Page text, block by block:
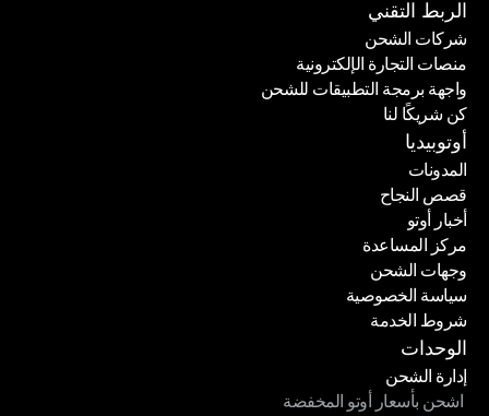
اتصل بنا
الربط التقني
شركات الشحن
شركات الشحن
منصات التجارة الإلكترونية
منصات التجارة الإلكترونية
واجهة برمجة التطبيقات للشحن
واجهة برمجة التطبيقات للشحن
كن شريكًا لنا
كن شريكًا لنا
أوتوبيديا
المدونات
المدونات
قصص النجاح
قصص النجاح
أخبار أوتو
أخبار أوتو
مركز المساعدة
مركز المساعدة
وجهات الشحن
وجهات الشحن
سياسة الخصوصية
سياسة الخصوصية
شروط الخدمة
شروط الخدمة
الوحدات
إدارة الشحن
إدارة الشحن
اشحن بأسعار أوتو المخفضة